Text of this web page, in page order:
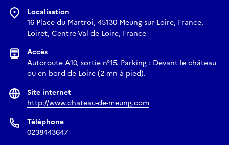
Localisation
16 Place du Martroi, 45130 Meung-sur-Loire, France,
Loiret, Centre-Val de Loire, France
Accès
Autoroute A10, sortie n°15. Parking : Devant le château
ou en bord de Loire (2 mn à pied).
Site internet
http://www.chateau-de-meung.com
Téléphone
0238443647